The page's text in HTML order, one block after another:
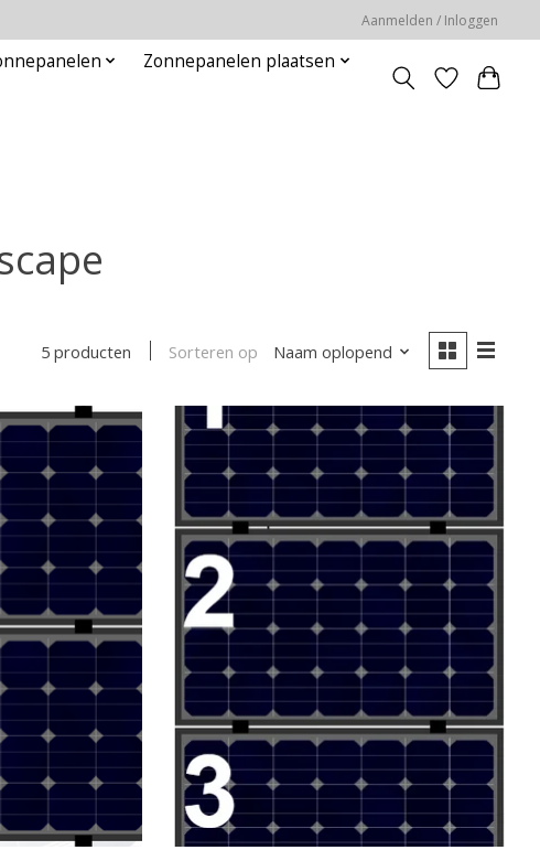
Aanmelden / Inloggen
Zonnepanelen plaatsen
5 producten Sorteren op Naam oplopend